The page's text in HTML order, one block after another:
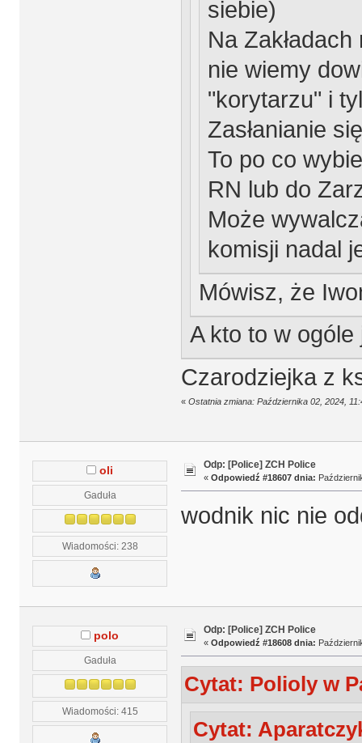
siebie)
Na
nie wiemy
"korytarzu" i
Zasłanianie
To po co
RN lub do
Może
komisji nadal
Mówisz, że
A kto to w ogóle
Czarodziejka z
« Ostatnia zmiana: Października 02, 2024,
oli
Gaduła
Wiadomości: 238
Odp: [Police] ZCH Police
« Odpowiedź #18607 dnia:
wodnik nic nie
polo
Gaduła
Wiadomości: 415
Odp: [Police] ZCH Police
« Odpowiedź #18608 dnia:
Cytat: Polioly w
Cytat: